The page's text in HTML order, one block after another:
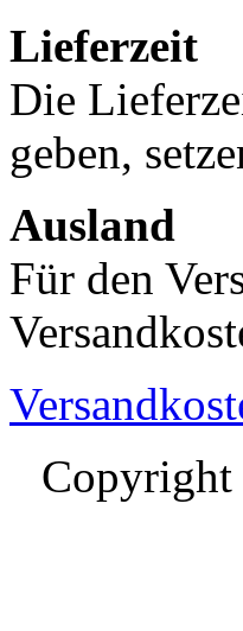
Lieferzeit
Die
geben,
Ausland
Für den